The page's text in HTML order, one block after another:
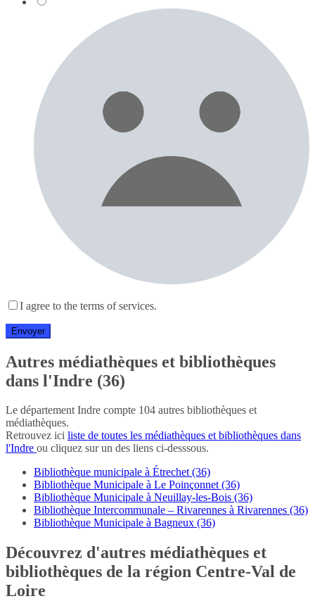
I agree to the terms of services.
Autres médiathèques et bibliothèques
dans l'Indre (36)
Le département Indre compte 104 autres bibliothèques et
médiathèques.
Retrouvez ici liste de toutes les médiathèques et bibliothèques dans
l'Indre ou cliquez sur un des liens ci-desssous.
Bibliothèque municipale à Étrechet (36)
Bibliothèque Municipale à Le Poinçonnet (36)
Bibliothèque Municipale à Neuillay-les-Bois (36)
Bibliothèque Intercommunale – Rivarennes à Rivarennes (36)
Bibliothèque Municipale à Bagneux (36)
Découvrez d'autres médiathèques et
bibliothèques de la région Centre-Val de
Loire